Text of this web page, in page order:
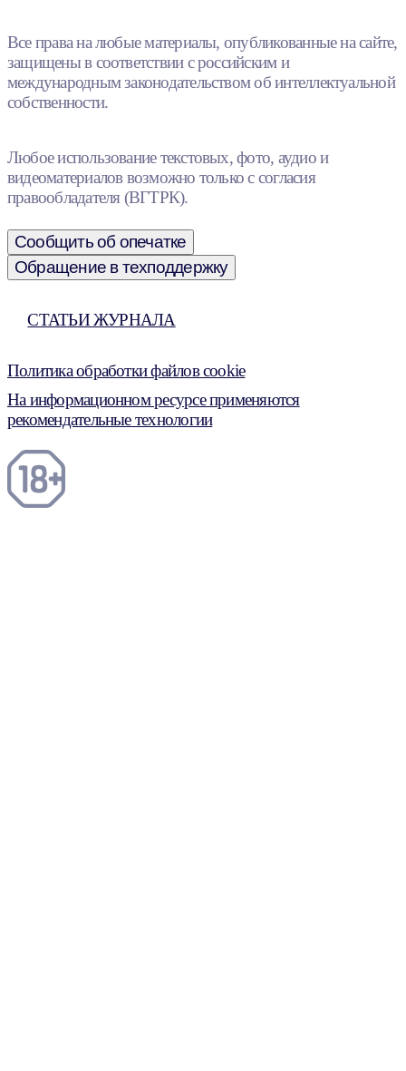
Все права на любые материалы, опубликованные на сайте,
защищены в соответствии с российским и
международным законодательством об интеллектуальной
собственности.
Любое использование текстовых, фото, аудио и
видеоматериалов возможно только с согласия
правообладателя (ВГТРК).
Сообщить об опечатке
Обращение в техподдержку
СТАТЬИ ЖУРНАЛА
Политика обработки файлов cookie
На информационном ресурсе применяются
рекомендательные технологии